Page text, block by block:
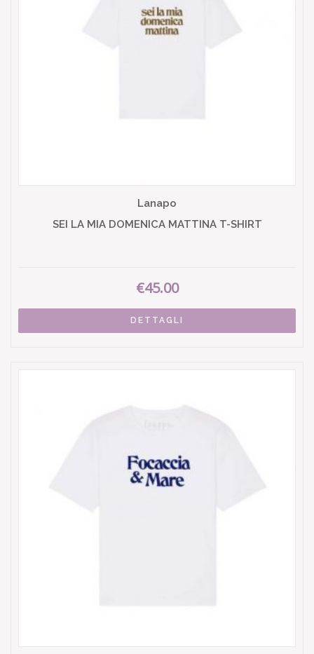
Lanapo
SEI LA MIA DOMENICA MATTINA T-SHIRT
€45.00
DETTAGLI